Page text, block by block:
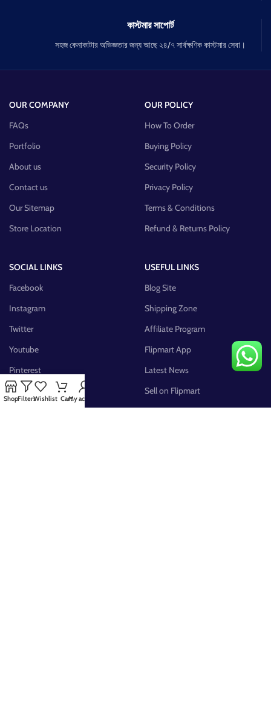
কাস্টমার সাপোর্ট
সহজ কেনাকাটার অভিজ্ঞতার জন্য আছে ২৪/৭ সার্বক্ষণিক কাস্টমার সেবা।
OUR COMPANY
FAQs
Portfolio
About us
Contact us
Our Sitemap
Store Location
OUR POLICY
How To Order
Buying Policy
Security Policy
Privacy Policy
Terms & Conditions
Refund & Returns Policy
SOCIAL LINKS
Facebook
Instagram
Twitter
Youtube
Pinterest
FB Group
USEFUL LINKS
Blog Site
Shipping Zone
Affiliate Program
Flipmart App
Latest News
Sell on Flipmart
ShopFiltersWishlist CartMy account